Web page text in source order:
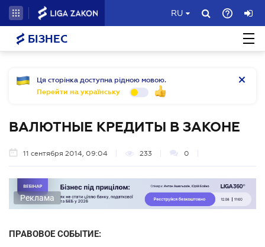
RU
БІЗНЕС
Ця сторінка доступна рідною мовою.
Перейти на українську
ВАЛЮТНЫЕ КРЕДИТЫ В ЗАКОНЕ
11 сентября 2014, 09:04 233 0
Реклама
ПРАВОВОЕ СОБЫТИЕ: